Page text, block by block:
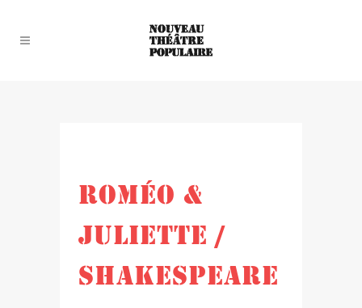
ROMÉO &
JULIETTE /
SHAKESPEARE